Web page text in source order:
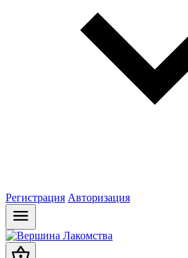
Регистрация Авторизация